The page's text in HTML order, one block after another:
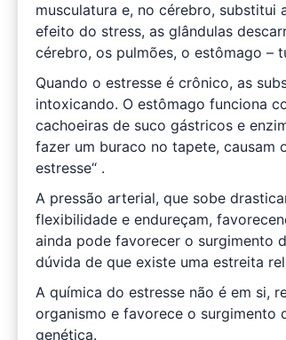
musculatura e, no cérebro, substitui
efeito do stress, as glândulas
cérebro, os pulmões, o estômago –
Quando o estresse é crônico, as
intoxicando. O estômago funciona
cachoeiras de suco gástricos e
fazer um buraco no tapete, causam
estresse“ .
A pressão arterial, que sobe
flexibilidade e endureçam,
ainda pode favorecer o surgimento
dúvida de que existe uma estreita
A química do estresse não é em si,
organismo e favorece o surgimento
genética.